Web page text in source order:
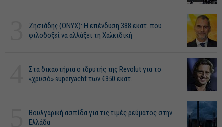
Ζησιάδης (ONYX): Η επένδυση 388 εκατ. που
φιλοδοξεί να αλλάξει τη Χαλκιδική
Στα δικαστήρια ο ιδρυτής της Revolut για το
«χρυσό» superyacht των €350 εκατ.
Βουλγαρική ασπίδα για τις τιμές ρεύματος στην
Ελλάδα